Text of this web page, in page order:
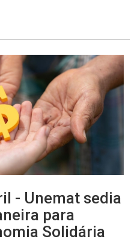
- Unemat sedia
para
Solidária